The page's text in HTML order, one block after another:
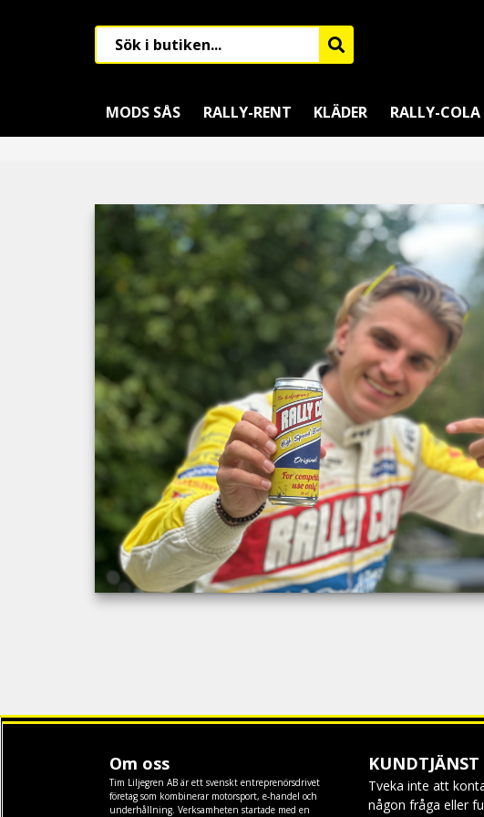
MODS SÅS RALLY-RENT KLÄDER RALLY-COLA
Om oss
Tim Liljegren AB är ett svenskt entreprenörsdrivet
företag som kombinerar motorsport, e-handel och
underhållning. Verksamheten startade med en
KUNDTJÄNST
Tveka inte att
någon fråga eller